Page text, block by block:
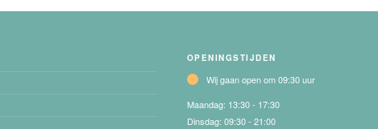
OPENINGSTIJDEN
Wij gaan open om 09:30 uur
Maandag: 13:30 - 17:30
Dinsdag: 09:30 - 21:00